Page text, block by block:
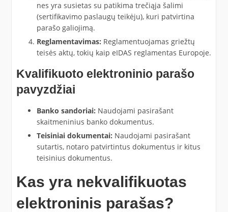
nes yra susietas su patikima trečiąja šalimi
(sertifikavimo paslaugų teikėju), kuri patvirtina
parašo galiojimą.
Reglamentavimas: Reglamentuojamas griežtų
teisės aktų, tokių kaip eIDAS reglamentas Europoje.
Kvalifikuoto elektroninio parašo
pavyzdžiai
Banko sandoriai: Naudojami pasirašant
skaitmeninius banko dokumentus.
Teisiniai dokumentai: Naudojami pasirašant
sutartis, notaro patvirtintus dokumentus ir kitus
teisinius dokumentus.
Kas yra nekvalifikuotas
elektroninis parašas?